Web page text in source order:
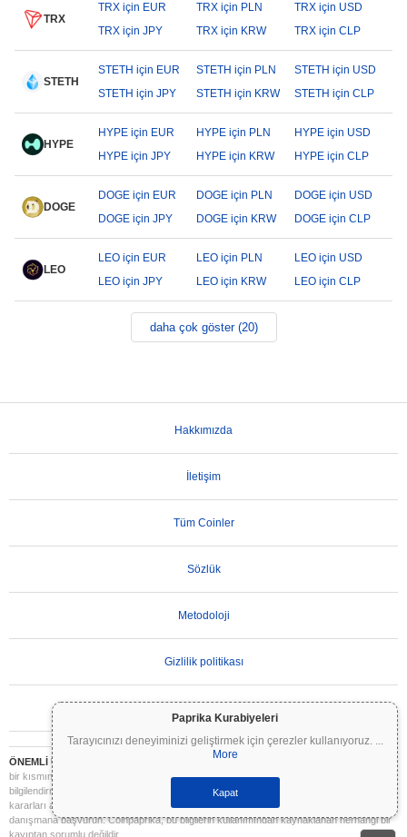
Paprika Kurabiyeleri
Tarayıcınızı deneyiminizi geliştirmek için çerezler kullanıyoruz. ...
More
Kapat
TRX
TRX için EUR TRX için PLN
TRX için USD
TRX için JPY
TRX için KRW TRX için CLP
STETH
STETH için EUR STETH için PLN
STETH için USD
STETH için JPY
STETH için KRW STETH için CLP
HYPE
HYPE için EUR HYPE için PLN
HYPE için USD
HYPE için JPY
HYPE için KRW HYPE için CLP
DOGE
DOGE için EUR DOGE için PLN
DOGE için USD
DOGE için JPY
DOGE için KRW DOGE için CLP
LEO
LEO için EUR LEO için PLN
LEO için USD
LEO için JPY
LEO için KRW LEO için CLP
daha çok göster (20)
Hakkımızda
İletişim
Tüm Coinler
Sözlük
Metodoloji
Gizlilik politikası
ÖNEMLİ UYARI:
Kripto paralar son derece volatildir ve önemli riskler içerir. Yatırımınızın
bir kısmını veya tamamını kaybedebilirsiniz. Coinpaprika üzerindeki tüm bilgiler yalnızca
bilgilendirme amaçlıdır ve finansal veya yatırım tavsiyesi niteliği taşımaz. Yatırım
kararları almadan önce daima kendi araştırmanızı yapın (DYOR) ve nitelikli bir finansal
danışmana başvurun. Coinpaprika, bu bilgilerin kullanımından kaynaklanan herhangi bir
kayıptan sorumlu değildir.